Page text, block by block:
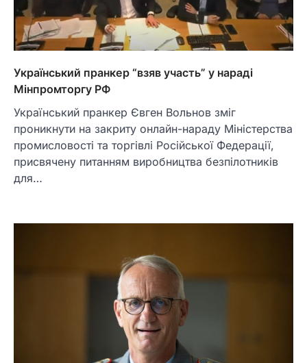
Український пранкер “взяв участь” у нараді
Мінпромторгу РФ
Український пранкер Євген Вольнов зміг
проникнути на закриту онлайн-нараду Міністерства
промисловості та торгівлі Російської Федерації,
присвячену питанням виробництва безпілотників
для…